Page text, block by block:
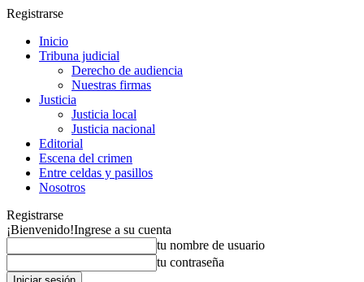
Registrarse
Inicio
Tribuna judicial
Derecho de audiencia
Nuestras firmas
Justicia
Justicia local
Justicia nacional
Editorial
Escena del crimen
Entre celdas y pasillos
Nosotros
Registrarse
¡Bienvenido!Ingrese a su cuenta
tu nombre de usuario
tu contraseña